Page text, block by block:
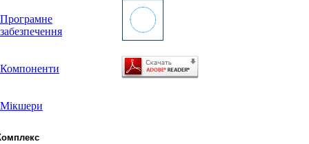
Програмне
забезпечення
Компоненти
Мікшери